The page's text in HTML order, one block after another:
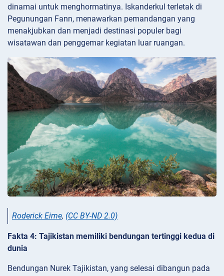
dinamai untuk menghormatinya. Iskanderkul terletak di
Pegunungan Fann, menawarkan pemandangan yang
menakjubkan dan menjadi destinasi populer bagi
wisatawan dan penggemar kegiatan luar ruangan.
Roderick Eime, (CC BY-ND 2.0)
Fakta 4: Tajikistan memiliki bendungan tertinggi kedua di
dunia
Bendungan Nurek Tajikistan, yang selesai dibangun pada